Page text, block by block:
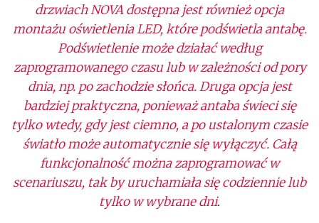
drzwiach NOVA dostępna jest również opcja
montażu oświetlenia LED, które podświetla antabę.
Podświetlenie może działać według
zaprogramowanego czasu lub w zależności od pory
dnia, np. po zachodzie słońca. Druga opcja jest
bardziej praktyczna, ponieważ antaba świeci się
tylko wtedy, gdy jest ciemno, a po ustalonym czasie
światło może automatycznie się wyłączyć. Całą
funkcjonalność można zaprogramować w
scenariuszu, tak by uruchamiała się codziennie lub
tylko w wybrane dni.